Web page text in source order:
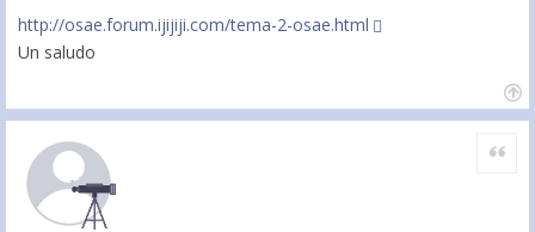
http://osae.forum.ijijiji.com/tema-2-osae.html
Un saludo
Citar